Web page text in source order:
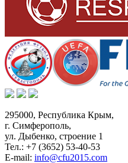
295000, Республика Крым,
г. Симферополь,
ул. Дыбенко, строение 1
Тел.: +7 (3652) 53-40-53
E-mail: info@cfu2015.com